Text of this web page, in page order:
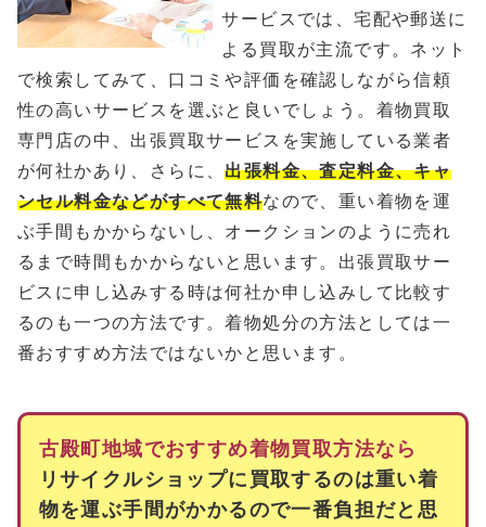
サービスでは、宅配や郵送に
よる買取が主流です。ネット
で検索してみて、口コミや評価を確認しながら信頼
性の高いサービスを選ぶと良いでしょう。着物買取
専門店の中、出張買取サービスを実施している業者
が何社かあり、さらに、出張料金、査定料金、キャ
ンセル料金などがすべて無料なので、重い着物を運
ぶ手間もかからないし、オークションのように売れ
るまで時間もかからないと思います。出張買取サー
ビスに申し込みする時は何社か申し込みして比較す
るのも一つの方法です。着物処分の方法としては一
番おすすめ方法ではないかと思います。
古殿町地域でおすすめ着物買取方法なら
リサイクルショップに買取するのは重い着
物を運ぶ手間がかかるので一番負担だと思